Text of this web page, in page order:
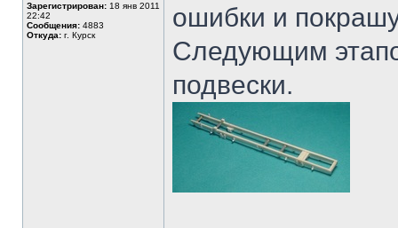
Зарегистрирован: 18 янв 2011
22:42
Сообщения: 4883
Откуда: г. Курск
ошибки и
Следующим
подвески.